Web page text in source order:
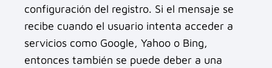
configuración del registro. Si el mensaje se
recibe cuando el usuario intenta acceder a
servicios como Google, Yahoo o Bing,
entonces también se puede deber a una